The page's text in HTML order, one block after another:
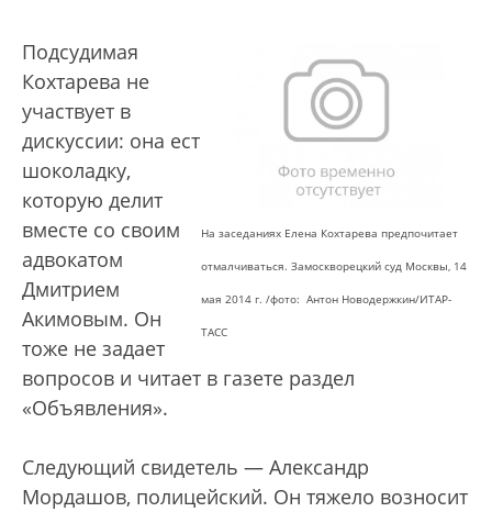
На заседаниях Елена Кохтарева предпочитает
отмалчиваться. Замоскворецкий суд Москвы, 14
мая 2014 г. /фото: Антон Новодержкин/ИТАР-
ТАСС
Подсудимая
Кохтарева не
участвует в
дискуссии: она ест
шоколадку,
которую делит
вместе со своим
адвокатом
Дмитрием
Акимовым. Он
тоже не задает
вопросов и читает в газете раздел
«Объявления».
Следующий свидетель — Александр
Мордашов, полицейский. Он тяжело возносит